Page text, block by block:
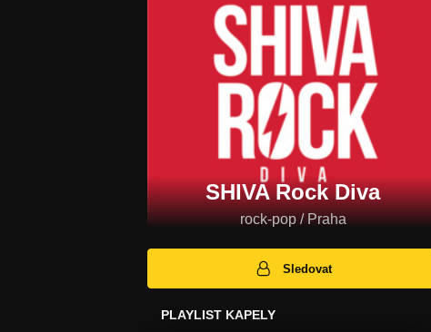
SHIVA Rock Diva
rock-pop / Praha
Sledovat
PLAYLIST KAPELY